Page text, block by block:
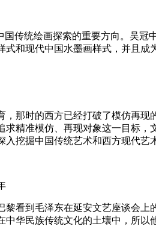
国传统绘画探索的重要方向。吴
和现代中国水墨画样式，并且成
那时的西方已经打破了模仿再
精准模仿、再现对象这一目标
挖掘中国传统艺术和西方现代艺
看到毛泽东在延安文艺座谈会
华民族传统文化的土壤中，所